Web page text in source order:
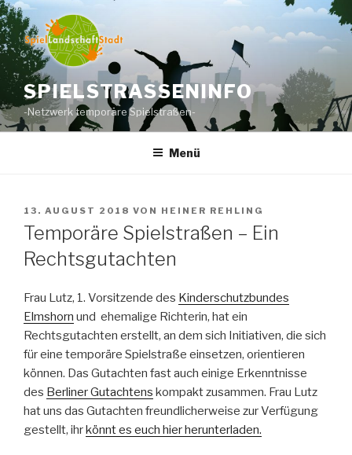
Zum
Inhalt
springen
SPIELSTRASSENINFO
-Netzwerk temporäre Spielstraßen-
Menü
VERÖFFENTLICHT
AM
13. AUGUST 2018 VON HEINER REHLING
Temporäre Spielstraßen – Ein
Rechtsgutachten
Frau Lutz, 1. Vorsitzende des Kinderschutzbundes
Elmshorn und ehemalige Richterin, hat ein
Rechtsgutachten erstellt, an dem sich Initiativen, die sich
für eine temporäre Spielstraße einsetzen, orientieren
können. Das Gutachten fast auch einige Erkenntnisse
des Berliner Gutachtens kompakt zusammen. Frau Lutz
hat uns das Gutachten freundlicherweise zur Verfügung
gestellt, ihrkönnt es euch hier herunterladen.